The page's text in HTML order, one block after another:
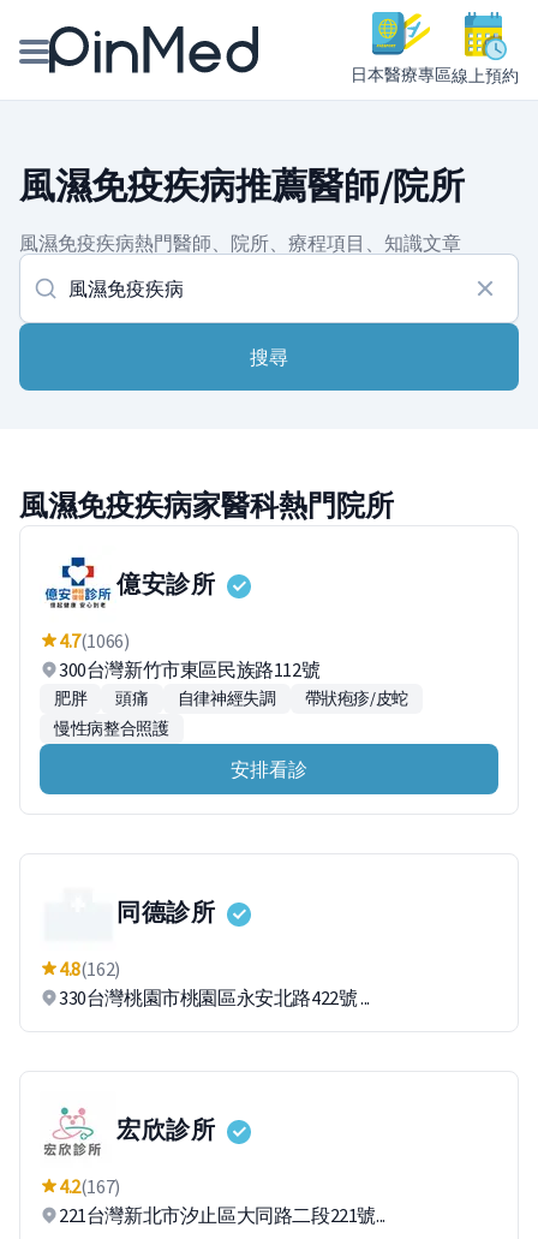
日本醫療專區線上預約
醫師專欄專訪
健康主題館
我是醫療人員
風濕免疫疾病推薦醫師/院所
風濕免疫疾病熱門醫師、院所、療程項目、知識文章
搜尋
風濕免疫疾病家醫科熱門院所
億安診所
4.7(1066)
300台灣新竹市東區民族路112號
肥胖 頭痛 自律神經失調
帶狀疱疹/皮蛇
慢性病整合照護
安排看診
同德診所
4.8(162)
330台灣桃園市桃園區永安北路422號 ...
宏欣診所
4.2(167)
221台灣新北市汐止區大同路二段221號...